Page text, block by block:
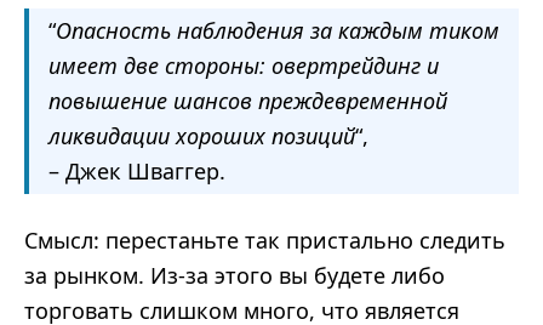
“Опасность наблюдения за каждым тиком
имеет две стороны: овертрейдинг и
повышение шансов преждевременной
ликвидации хороших позиций“,
– Джек Шваггер.
Смысл: перестаньте так пристально следить
за рынком. Из-за этого вы будете либо
торговать слишком много, что является